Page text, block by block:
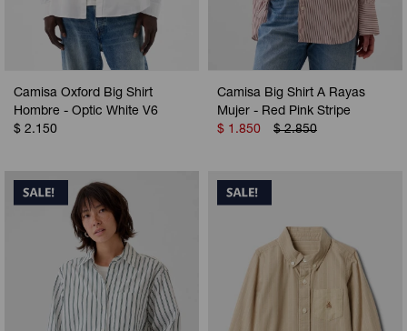
Camisa Oxford Big Shirt
Hombre - Optic White V6
$ 2.150
Camisa Big Shirt A Rayas
Mujer - Red Pink Stripe
$ 1.850 $ 2.850